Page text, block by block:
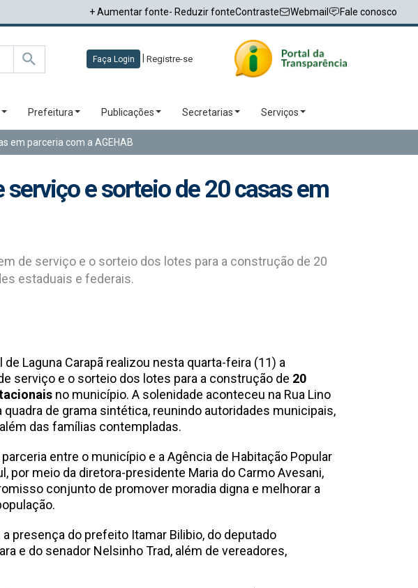
+ Aumentar fonte- Reduzir fonteContraste Webmail Fale conosco
Faça Login Registre-se
Prefeitura Publicações Secretarias Serviços
em parceria com a AGEHAB
e sorteio de 20 casas em
de serviço e o sorteio dos lotes para a construção de 20
estaduais e federais.
Laguna Carapã realizou nesta quarta-feira (11) a
serviço e o sorteio dos lotes para a construção de 20
no município. A solenidade aconteceu na Rua Lino
quadra de grama sintética, reunindo autoridades municipais,
das famílias contempladas.
entre o município e a Agência de Habitação Popular
por meio da diretora-presidente Maria do Carmo Avesani,
conjunto de promover moradia digna e melhorar a
presença do prefeito Itamar Bilibio, do deputado
e do senador Nelsinho Trad, além de vereadores,